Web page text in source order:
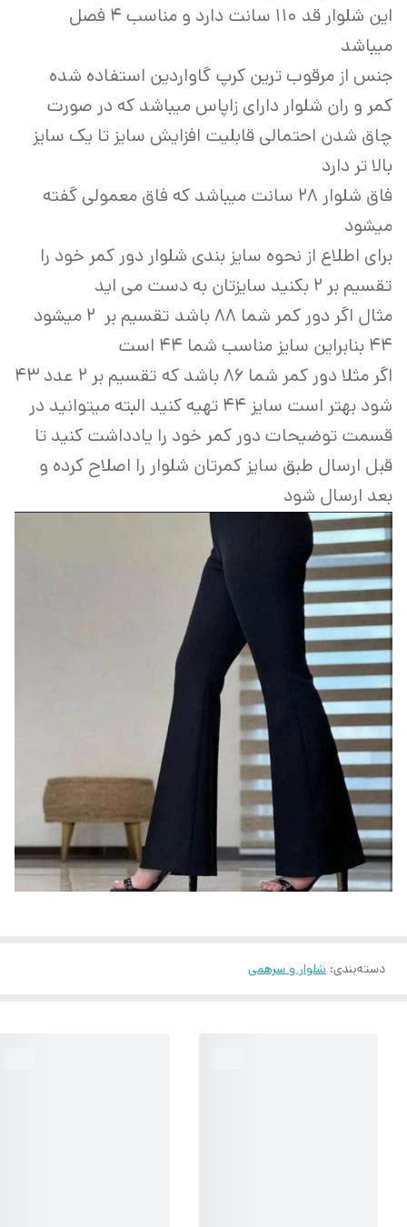
این شلوار قد ۱۱۰ سانت دارد و مناسب ۴ فصل
میباشد
جنس از مرقوب ترین کرپ گاواردین استفاده شده
کمر و ران شلوار دارای زاپاس میباشد که در صورت
چاق شدن احتمالی قابلیت افزایش سایز تا یک سایز
بالا تر دارد
فاق شلوار ۲۸ سانت میباشد که فاق معمولی گفته
میشود
برای اطلاع از نحوه سایز بندی شلوار دور کمر خود را
تقسیم بر ۲ بکنید سایزتان به دست می اید
مثال اگر دور کمر شما ۸۸ باشد تقسیم بر ۲ میشود
۴۴ بنابراین سایز مناسب شما ۴۴ است
اگر مثلا دور کمر شما ۸۶ باشد که تقسیم بر ۲ عدد ۴۳
شود بهتر است سایز ۴۴ تهیه کنید البته میتوانید در
قسمت توضیحات دور کمر خود را یادداشت کنید تا
قبل ارسال طبق سایز کمرتان شلوار را اصلاح کرده و
بعد ارسال شود
دسته‌بندی: شلوار و سرهمی